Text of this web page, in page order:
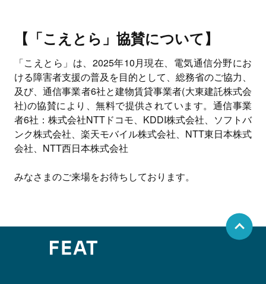
【「こえとら」協賛について】
「こえとら」は、2025年10月現在、電気通信分野にお
ける障害者支援の普及を目的として、総務省のご協力、
及び、通信事業者6社と建物賃貸事業者(大東建託株式会
社)の協賛により、無料で提供されています。通信事業
者6社：株式会社NTTドコモ、KDDI株式会社、ソフトバ
ンク株式会社、楽天モバイル株式会社、NTT東日本株式
会社、NTT西日本株式会社
みなさまのご来場をお待ちしております。